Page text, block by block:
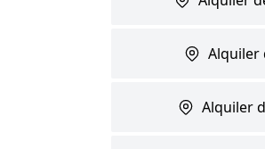
Alquiler
Alquiler